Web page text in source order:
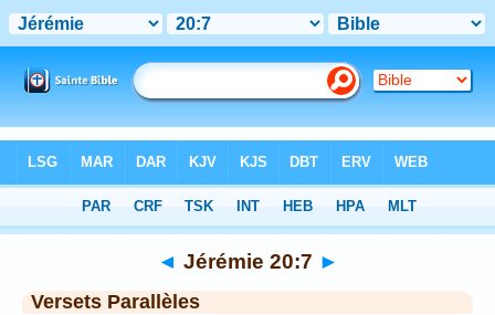
Chapitre 20 > Verset 7
◄ Jérémie 20:7 ►
Versets Parallèles